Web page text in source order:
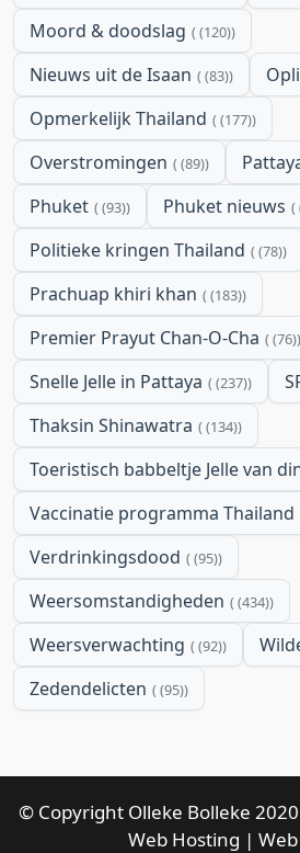
Moord & doodslag (120)
Nieuws uit de Isaan (83)
Opmerkelijk Thailand (177)
Overstromingen (89)
Phuket (93) Phuket nieuws
Politieke kringen Thailand (78)
Prachuap khiri khan (183)
Premier Prayut Chan-O-Cha (76)
Snelle Jelle in Pattaya (237)
Thaksin Shinawatra (134)
Toeristisch babbeltje Jelle van
Vaccinatie programma Thailand
Verdrinkingsdood (95)
Weersomstandigheden (434)
Weersverwachting (92)
Zedendelicten (95)
© Copyright Olleke Bolleke
Web Hosting |